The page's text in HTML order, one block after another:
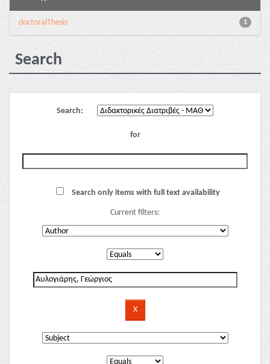
1
doctoralThesis
Search
Search:
for
Search only items with full text availability
Current filters: